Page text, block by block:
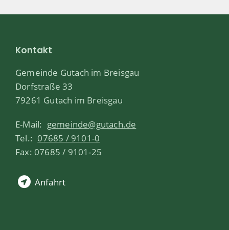
Kontakt
Gemeinde Gutach im Breisgau
Dorfstraße 33
79261 Gutach im Breisgau
E-Mail: gemeinde@gutach.de
Tel.: 07685 / 9101-0
Fax: 07685 / 9101-25
Anfahrt